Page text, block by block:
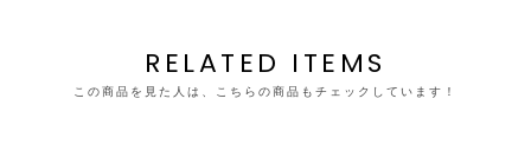
RELATED ITEMS
この商品を見た人は、こちらの商品もチェックしています！